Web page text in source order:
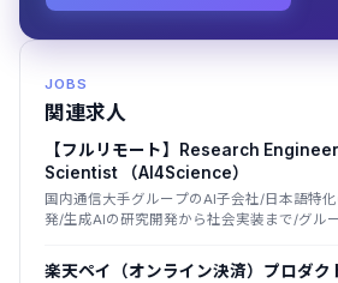
JOBS
関連求人
【フルリモート】Research
Scientist （AI4Science）
国内通信大手グループのAI子会社/日本語特
発/生成AIの研究開発から社会実装まで/グル
楽天ペイ（オンライン決済）プロダク